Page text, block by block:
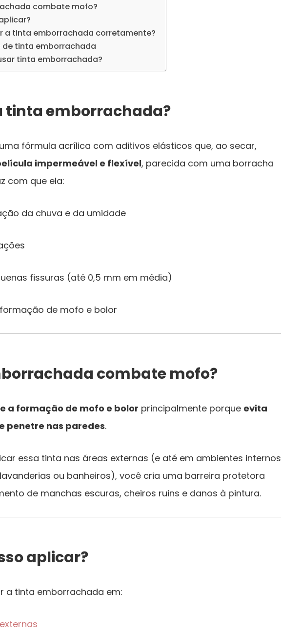
combate mofo?
a tinta emborrachada corretamente?
de tinta emborrachada
tinta emborrachada?
tinta emborrachada?
fórmula acrílica com aditivos elásticos que, ao secar,
impermeável e flexível, parecida com uma borracha
com que ela:
da chuva e da umidade
fissuras (até 0,5 mm em média)
de mofo e bolor
combate mofo?
a formação de mofo e bolor principalmente porque evita
penetre nas paredes.
essa tinta nas áreas externas (e até em ambientes internos
ou banheiros), você cria uma barreira protetora
de manchas escuras, cheiros ruins e danos à pintura.
aplicar?
a tinta emborrachada em: